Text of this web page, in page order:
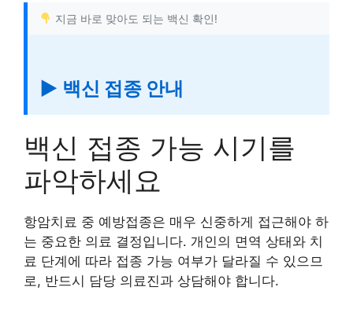
지금 바로 맞아도 되는 백신 확인!
▶ 백신 접종 안내
백신 접종 가능 시기를
파악하세요
항암치료 중 예방접종은 매우 신중하게 접근해야 하
는 중요한 의료 결정입니다. 개인의 면역 상태와 치
료 단계에 따라 접종 가능 여부가 달라질 수 있으므
로, 반드시 담당 의료진과 상담해야 합니다.